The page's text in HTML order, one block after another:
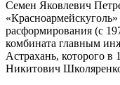
Семен Яковлевич
расформирования (с
комбината главным
Астрахань, которого в
Никитович